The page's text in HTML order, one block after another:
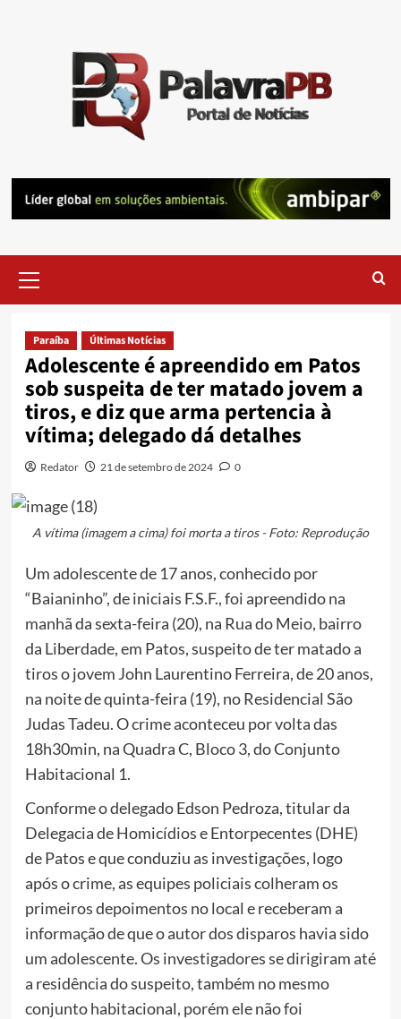
Menu
Paraíba Últimas Notícias
Adolescente é apreendido em Patos
sob suspeita de ter matado jovem a
tiros, e diz que arma pertencia à
vítima; delegado dá detalhes
Redator 21 de setembro de 2024 0
A vítima (imagem a cima) foi morta a tiros - Foto: Reprodução
Um adolescente de 17 anos, conhecido por
“Baianinho”, de iniciais F.S.F., foi apreendido na
manhã da sexta-feira (20), na Rua do Meio, bairro
da Liberdade, em Patos, suspeito de ter matado a
tiros o jovem John Laurentino Ferreira, de 20 anos,
na noite de quinta-feira (19), no Residencial São
Judas Tadeu. O crime aconteceu por volta das
18h30min, na Quadra C, Bloco 3, do Conjunto
Habitacional 1.
Conforme o delegado Edson Pedroza, titular da
Delegacia de Homicídios e Entorpecentes (DHE)
de Patos e que conduziu as investigações, logo
após o crime, as equipes policiais colheram os
primeiros depoimentos no local e receberam a
informação de que o autor dos disparos havia sido
um adolescente. Os investigadores se dirigiram até
a residência do suspeito, também no mesmo
conjunto habitacional, porém ele não foi